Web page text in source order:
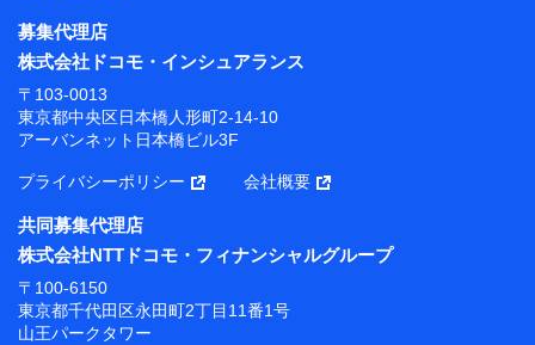
募集代理店
株式会社ドコモ・インシュアランス
〒103-0013
東京都中央区日本橋人形町2-14-10
アーバンネット日本橋ビル3F
プライバシーポリシー 会社概要
共同募集代理店
株式会社NTTドコモ・フィナンシャルグループ
〒100-6150
東京都千代田区永田町2丁目11番1号
山王パークタワー